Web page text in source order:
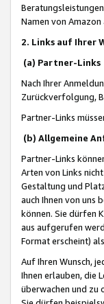
Namen von
2. Links auf Ihrer
(a) Partner-Links
Nach Ihrer
Zurückverfolgung,
Partner-Links
(b) Allgemeine
Partner-Links
Arten von Links
Gestaltung und
auch Ihnen von uns
können. Sie dürfen
aus aufgerufen
Format erscheint)
Auf Ihren Wunsch,
Ihnen erlauben, die
überwachen und zu